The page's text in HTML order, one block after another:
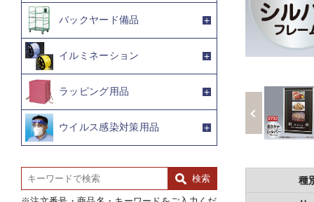
種
バックヤード備品
イルミネーション
ラッピング用品
ウイルス感染対策用品